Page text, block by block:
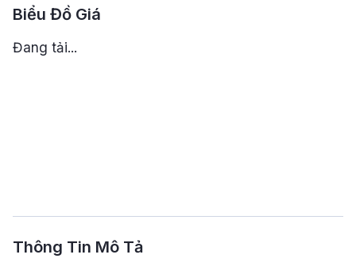
Biểu Đồ Giá
Đang tải...
Thông Tin Mô Tả